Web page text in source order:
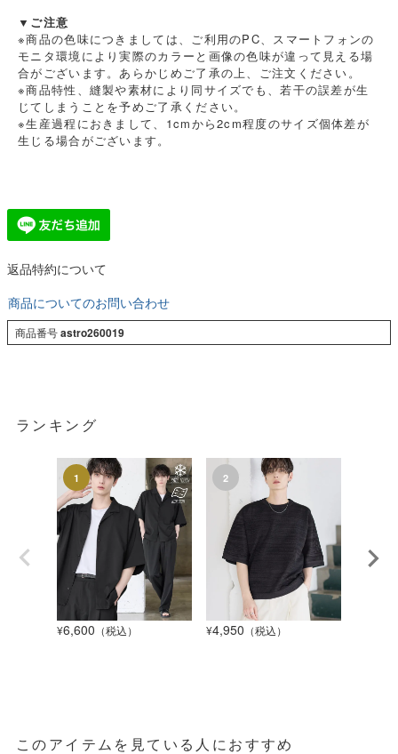
▼ご注意
※商品の色味につきましては、ご利用のPC、スマートフォンの
モニタ環境により実際のカラーと画像の色味が違って見える場
合がございます。あらかじめご了承の上、ご注文ください。
※商品特性、縫製や素材により同サイズでも、若干の誤差が生
じてしまうことを予めご了承ください。
※生産過程におきまして、1cmから2cm程度のサイズ個体差が
生じる場合がございます。
返品特約について
商品についてのお問い合わせ
商品番号astro260019
ランキング
¥6,600 （税込） ¥4,950 （税込）
このアイテムを見ている人におすすめ